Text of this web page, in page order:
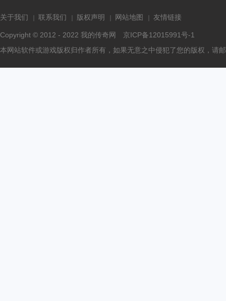
关于我们 联系我们 版权声明 网站地图 友情链接
Copyright © 2012 - 2022 我的传奇网
京ICP备12015991号-1
本网站软件或游戏版权归作者所有，如果无意之中侵犯了您的版权，请